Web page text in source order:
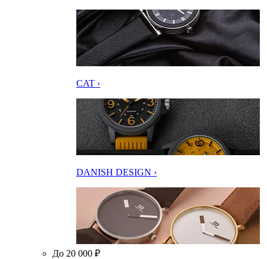
CAT ›
DANISH DESIGN ›
До 20 000 ₽